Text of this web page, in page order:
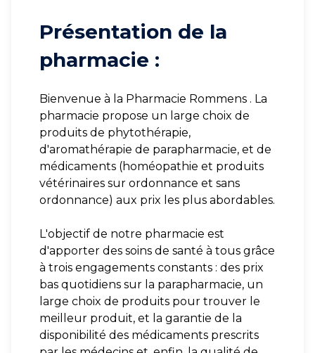
Présentation de la
pharmacie :
Bienvenue à la Pharmacie Rommens . La
pharmacie propose un large choix de
produits de phytothérapie,
d'aromathérapie de parapharmacie, et de
médicaments (homéopathie et produits
vétérinaires sur ordonnance et sans
ordonnance) aux prix les plus abordables.
L'objectif de notre pharmacie est
d'apporter des soins de santé à tous grâce
à trois engagements constants : des prix
bas quotidiens sur la parapharmacie, un
large choix de produits pour trouver le
meilleur produit, et la garantie de la
disponibilité des médicaments prescrits